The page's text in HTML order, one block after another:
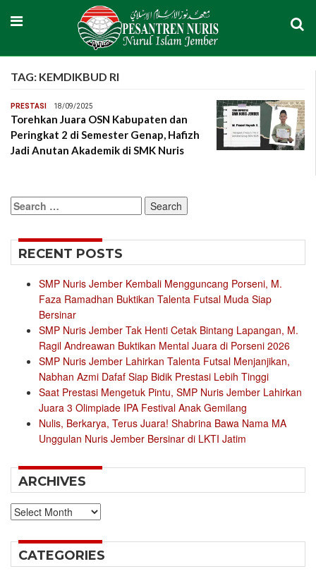
TAG: KEMDIKBUD RI
PRESTASI 18/09/2025
Torehkan Juara OSN Kabupaten dan
Peringkat 2 di Semester Genap, Hafizh
Jadi Anutan Akademik di SMK Nuris
Search
for:
RECENT POSTS
SMP Nuris Jember Kembali Mengguncang Porseni, M.
Faza Ramadhan Buktikan Talenta Futsal Muda Siap
Bersinar
SMP Nuris Jember Tak Henti Cetak Bintang Lapangan, M.
Ragil Andreawan Buktikan Mental Juara di Porseni 2026
SMP Nuris Jember Lahirkan Talenta Futsal Menjanjikan,
Nabhan Azmi Dafaf Siap Bidik Prestasi Lebih Tinggi
Saat Prestasi Mengetuk Pintu, SMP Nuris Jember Lahirkan
Juara 3 Olimpiade IPA Festival Anak Gemilang
Nulis, Berkarya, Terus Juara! Shabrina Bawa Nama MA
Unggulan Nuris Jember Bersinar di LKTI Jatim
ARCHIVES
Archives
CATEGORIES